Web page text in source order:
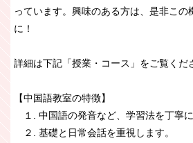
っています。興味のある方は、是非この
に！
詳細は下記「授業・コース」をご覧くだ
【中国語教室の特徴】
１. 中国語の発音など、学習法を丁寧に
２. 基礎と日常会話を重視します。